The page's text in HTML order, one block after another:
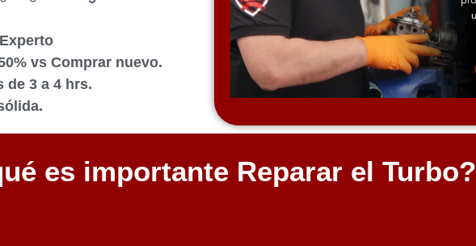
vs Comprar nuevo.
de 3 a 4 hrs.
es importante Reparar el Turbo?